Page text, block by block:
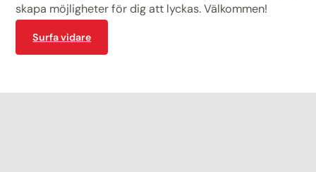
skapa möjligheter för dig att lyckas. Välkommen!
Surfa vidare